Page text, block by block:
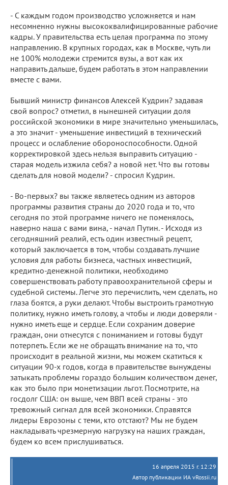
- С каждым годом производство усложняется и нам
несомненно нужны высококвалифицированные рабочие
кадры. У правительства есть целая программа по этому
направлению. В крупных городах, как в Москве, чуть ли
не 100% молодежи стремится вузы, а вот как их
направить дальше, будем работать в этом направлении
вместе с вами.
Бывший министр финансов Алексей Кудрин? задавая
свой вопрос? отметил, в нынешней ситуации доля
российской экономики в мире значительно уменьшилась,
а это значит - уменьшение инвестиций в технический
процесс и ослабление обороноспособности. Одной
корректировкой здесь нельзя выправить ситуацию -
старая модель изжила себя? а новой нет. Что вы готовы
сделать для новой модели? - спросил Кудрин.
- Во-первых? вы также являетесь одним из авторов
программы развития страны до 2020 года и то, что
сегодня по этой программе ничего не поменялось,
наверно наша с вами вина, - начал Путин. - Исходя из
сегодняшний реалий, есть один известный рецепт,
который заключается в том, чтобы создавать лучшие
условия для работы бизнеса, частных инвестиций,
кредитно-денежной политики, необходимо
совершенствовать работу правоохранительной сферы и
судебной системы. Легче это перечислить, чем сделать, но
глаза боятся, а руки делают. Чтобы выстроить грамотную
политику, нужно иметь голову, а чтобы и люди доверяли -
нужно иметь еще и сердце. Если сохраним доверие
граждан, они отнесутся с пониманием и готовы будут
потерпеть. Если же не обращать внимание на то, что
происходит в реальной жизни, мы можем скатиться к
ситуации 90-х годов, когда в правительстве вынуждены
затыкать проблемы гораздо большим количеством денег,
как это было при монетизации льгот. Посмотрите, на
госдолг США: он выше, чем ВВП всей страны - это
тревожный сигнал для всей экономики. Справятся
лидеры Еврозоны с теми, кто отстают? Мы не будем
накладывать чрезмерную нагрузку на наших граждан,
будем ко всем прислушиваться.
16 апреля 2015 г. 12:29
Автор публикации ИА vRossii.ru